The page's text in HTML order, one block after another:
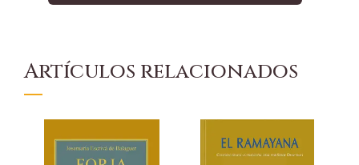
Artículos relacionados